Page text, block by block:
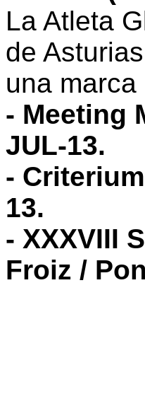
La Atleta
de
una marca
- Meeting
JUL-13.
-
13.
- XXXVIII
Froiz /